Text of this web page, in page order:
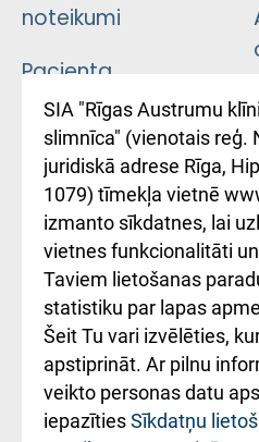
noteikumi
Pacienta
atsauksmju/sūdzību
iesniegšanas
kārtība
Kā pie mums nokļūt
Rēķinu apmaksas
ceļvedis
Rekvizīti un
ārstniecības
iestādes kods
SIA "Rīgas Austrumu
slimnīca" (vienotais reģ.
juridiskā adrese Rīga,
1079) tīmekļa vietnē
izmanto sīkdatnes, lai
vietnes funkcionalitāti
Taviem lietošanas
statistiku par lapas
Šeit Tu vari izvēlēties,
apstiprināt. Ar pilnu
veikto personas datu
iepazītiesSīkdatņu